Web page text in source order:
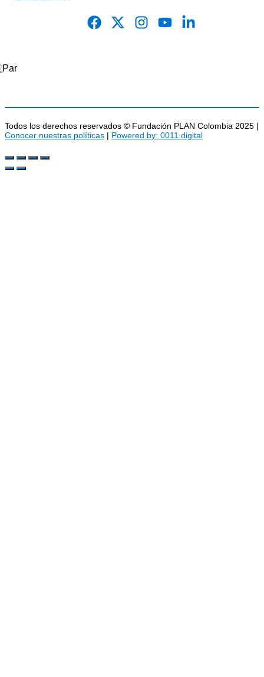
Todos los derechos reservados © Fundación PLAN Colombia 2025 |
Conocer nuestras políticas | Powered by: 0011.digital